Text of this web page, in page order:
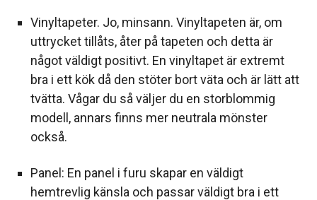
Vinyltapeter. Jo, minsann. Vinyltapeten är, om
uttrycket tillåts, åter på tapeten och detta är
något väldigt positivt. En vinyltapet är extremt
bra i ett kök då den stöter bort väta och är lätt att
tvätta. Vågar du så väljer du en storblommig
modell, annars finns mer neutrala mönster
också.
Panel: En panel i furu skapar en väldigt
hemtrevlig känsla och passar väldigt bra i ett